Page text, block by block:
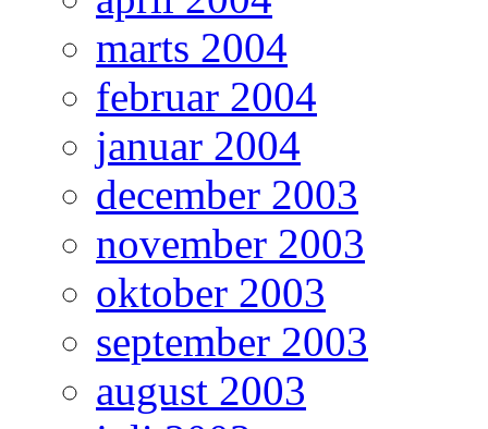
marts 2004
februar 2004
januar 2004
december 2003
november 2003
oktober 2003
september 2003
august 2003